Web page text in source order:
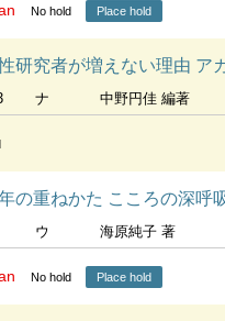
No hold Place hold
研究者が増えない理由 ア
ナ 中野円佳 編著
の重ねかた こころの深呼
ウ 海原純子 著
No hold Place hold